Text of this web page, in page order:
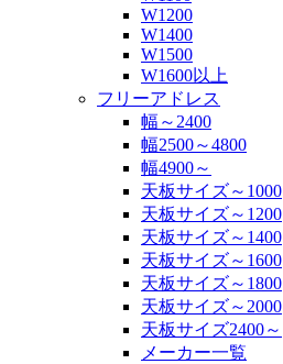
W1200
W1400
W1500
W1600以上
フリーアドレス
幅～2400
幅2500～4800
幅4900～
天板サイズ～1000
天板サイズ～1200
天板サイズ～1400
天板サイズ～1600
天板サイズ～1800
天板サイズ～2000
天板サイズ2400～
メーカー一覧